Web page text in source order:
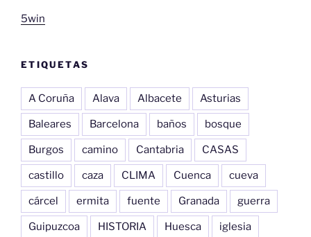
5win
ETIQUETAS
A Coruña Alava Albacete Asturias
Baleares Barcelona baños bosque
Burgos camino Cantabria CASAS
castillo caza CLIMA Cuenca cueva
cárcel ermita fuente Granada guerra
Guipuzcoa HISTORIA Huesca iglesia